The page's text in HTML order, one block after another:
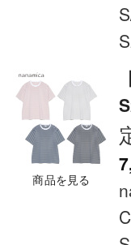
商品を見る